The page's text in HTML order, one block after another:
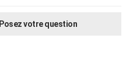
Posez votre question